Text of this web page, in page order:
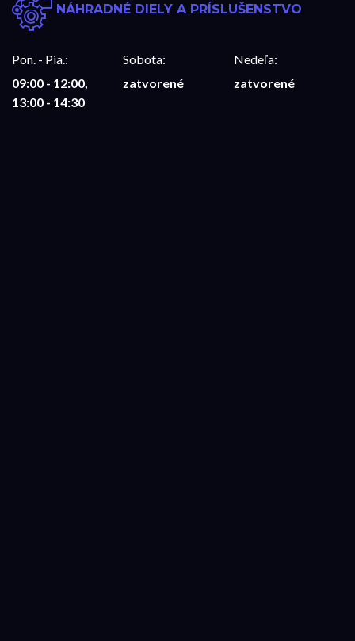
NÁHRADNÉ DIELY A PRÍSLUŠENSTVO
Pon. - Pia.:
09:00 - 12:00,
13:00 - 14:30
Sobota:
zatvorené
Nedeľa:
zatvorené